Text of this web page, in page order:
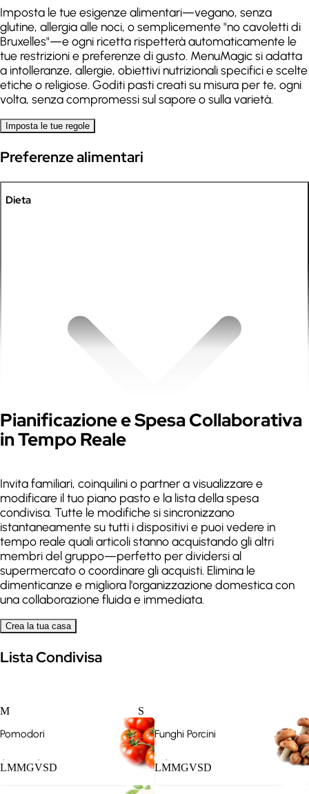
LMM GVSD LMMG VSD
Quinoa
LMM
.
GVSD
Spaghetti
L
.
MMGV S
.
D
Imposta le tue esigenze alimentari—vegano, senza
glutine, allergia alle noci, o semplicemente "no cavoletti di
Bruxelles"—e ogni ricetta rispetterà automaticamente le
tue restrizioni e preferenze di gusto. MenuMagic si adatta
a intolleranze, allergie, obiettivi nutrizionali specifici e scelte
etiche o religiose. Goditi pasti creati su misura per te, ogni
volta, senza compromessi sul sapore o sulla varietà.
Imposta le tue regole
Preferenze alimentari
Dieta
Pianificazione e Spesa Collaborativa
in Tempo Reale
Invita familiari, coinquilini o partner a visualizzare e
modificare il tuo piano pasto e la lista della spesa
condivisa. Tutte le modifiche si sincronizzano
istantaneamente su tutti i dispositivi e puoi vedere in
tempo reale quali articoli stanno acquistando gli altri
membri del gruppo—perfetto per dividersi al
supermercato o coordinare gli acquisti. Elimina le
dimenticanze e migliora l'organizzazione domestica con
una collaborazione fluida e immediata.
Crea la tua casa
Lista Condivisa
M S
Pomodori
LMMGVSD
Funghi Porcini
LMMGVSD